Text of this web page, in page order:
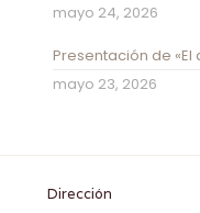
mayo 24, 2026
Presentación de
mayo 23, 2026
Dirección